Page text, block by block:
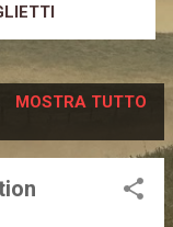
NEWSLETTER
MOSTRA TUTTO